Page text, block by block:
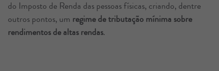
do Imposto de Renda das pessoas físicas, criando, dentre
outros pontos, um regime de tributação mínima sobre
rendimentos de altas rendas.